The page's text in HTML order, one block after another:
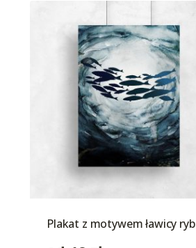
Plakat z motywem ławicy ryb